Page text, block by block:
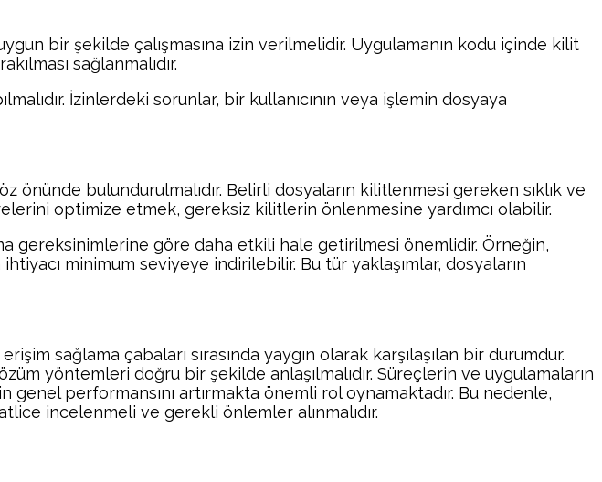
bir şekilde çalışmasına izin verilmelidir. Uygulamanın kodu içinde kilit
sağlanmalıdır.
İzinlerdeki sorunlar, bir kullanıcının veya işlemin dosyaya
önünde bulundurulmalıdır. Belirli dosyaların kilitlenmesi gereken sıklık ve
optimize etmek, gereksiz kilitlerin önlenmesine yardımcı olabilir.
gereksinimlerine göre daha etkili hale getirilmesi önemlidir. Örneğin,
minimum seviyeye indirilebilir. Bu tür yaklaşımlar, dosyaların
sağlama çabaları sırasında yaygın olarak karşılaşılan bir durumdur.
yöntemleri doğru bir şekilde anlaşılmalıdır. Süreçlerin ve uygulamaların
performansını artırmakta önemli rol oynamaktadır. Bu nedenle,
incelenmeli ve gerekli önlemler alınmalıdır.